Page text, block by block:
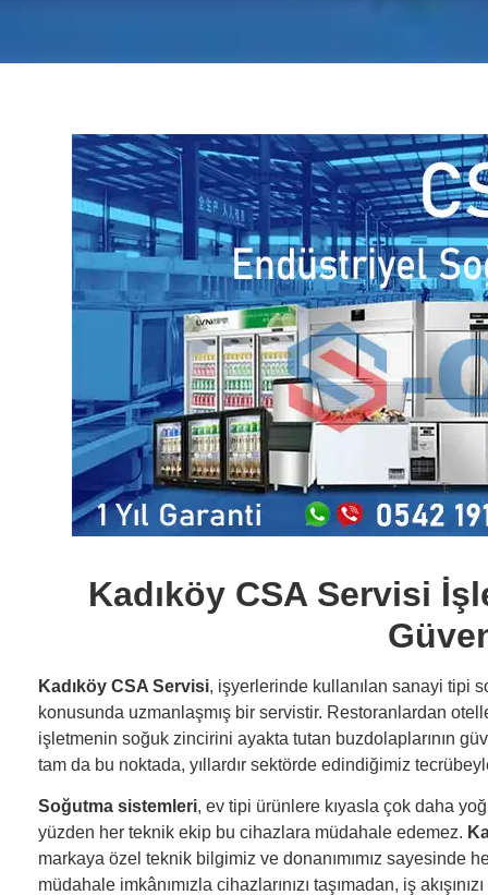
Kadıköy CSA Servisi
Kadıköy CSA Servisi, işyerlerinde kullanılan sanayi tipi
konusunda uzmanlaşmış bir servistir. Restoranlardan
işletmenin soğuk zincirini ayakta tutan buzdolaplarının
tam da bu noktada, yıllardır sektörde edindiğimiz
Soğutma sistemleri, ev tipi ürünlere kıyasla çok daha
yüzden her teknik ekip bu cihazlara müdahale edemez.
markaya özel teknik bilgimiz ve donanımımız sayesinde
müdahale imkânımızla cihazlarınızı taşımadan, iş